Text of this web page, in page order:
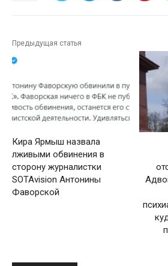
Предыдущая статья
Кира Ярмыш назвала
лживыми обвинения в
сторону журналистки
SOTAvision Антонины
Фаворской